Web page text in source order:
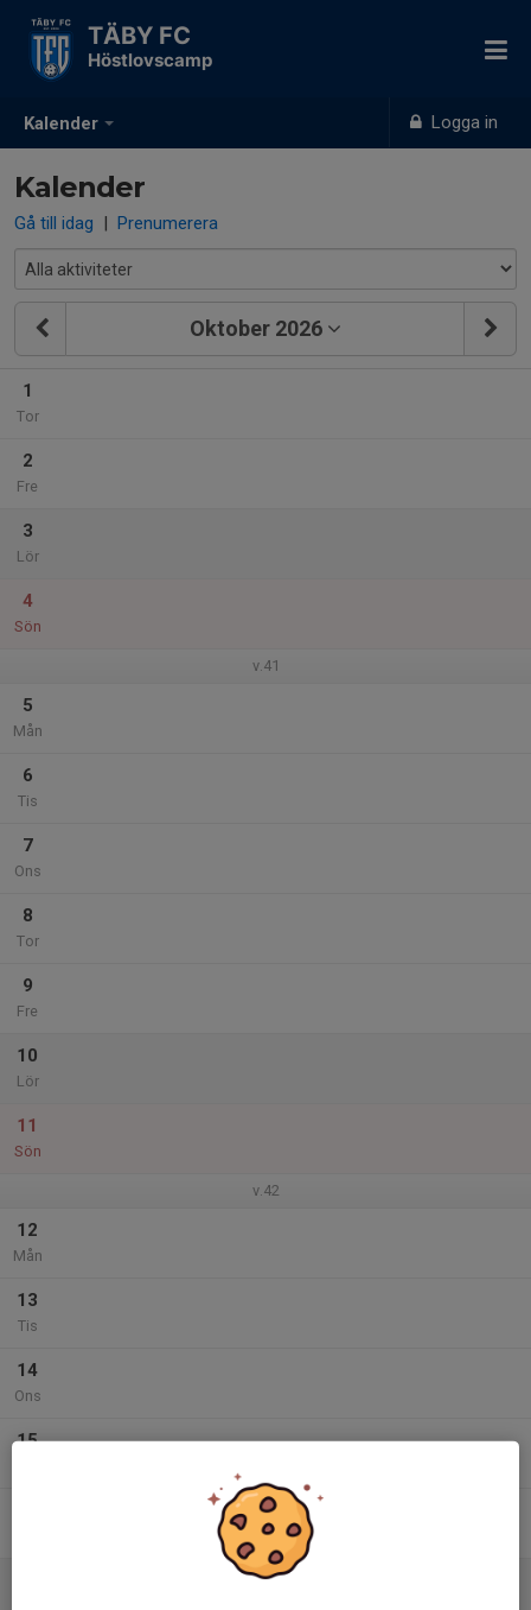
Kalender Logga in
TÄBY FC
Höstlovscamp
Kalender
Gå till idag | Prenumerera
Oktober 2026
1
Tor
2
Fre
3
Lör
4
Sön
v.41
5
Mån
6
Tis
7
Ons
8
Tor
9
Fre
10
Lör
11
Sön
v.42
12
Mån
13
Tis
14
Ons
15